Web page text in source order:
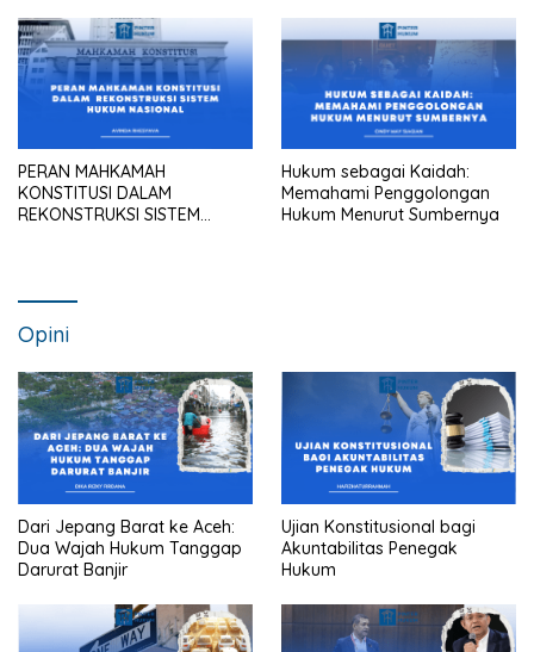
PERAN MAHKAMAH
KONSTITUSI DALAM
REKONSTRUKSI SISTEM
Hukum sebagai Kaidah:
Memahami Penggolongan
Hukum Menurut Sumbernya
Opini
Dari Jepang Barat ke Aceh:
Dua Wajah Hukum Tanggap
Darurat Banjir
Ujian Konstitusional bagi
Akuntabilitas Penegak
Hukum